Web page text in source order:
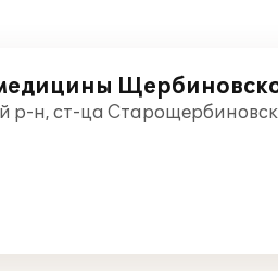
р-н, ст-ца